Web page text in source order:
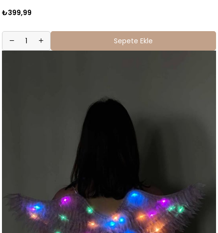
₺399,99
Sepete Ekle